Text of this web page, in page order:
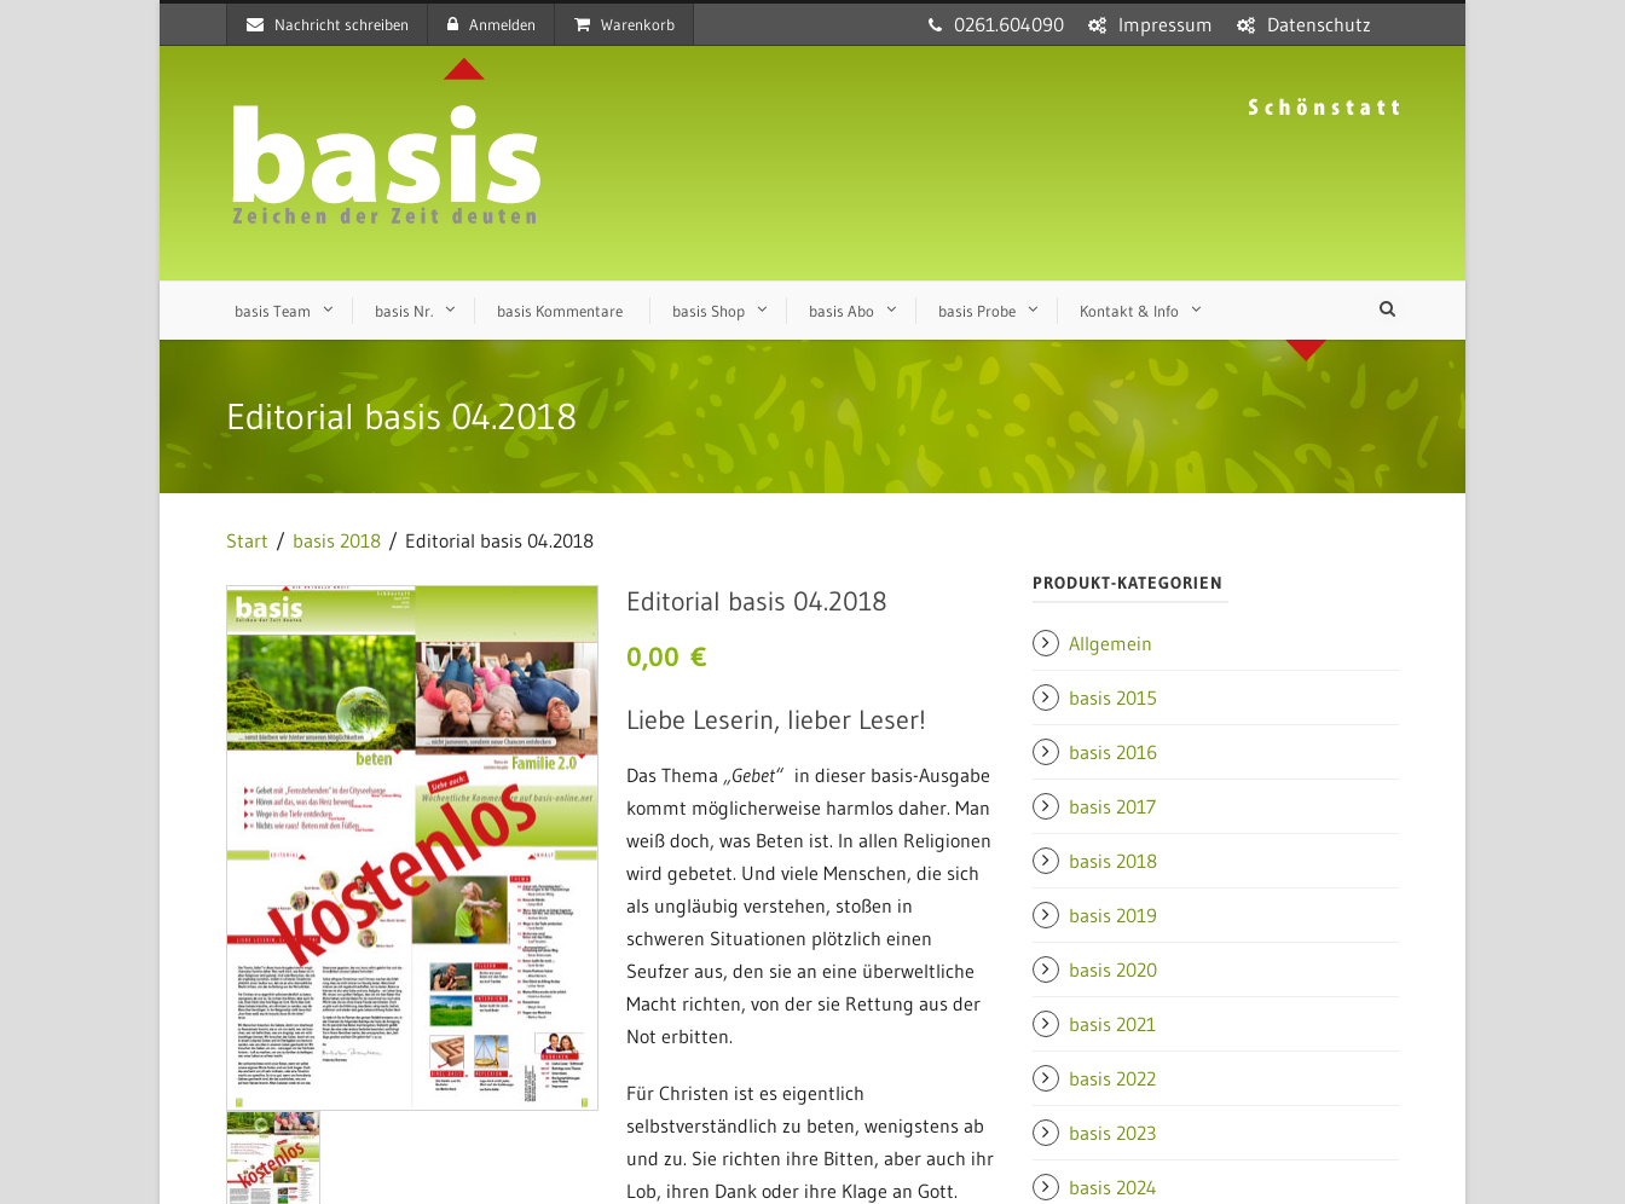
Nachricht schreiben Anmelden Warenkorb 0261.604090 Impressum Datenschutz
basis Team basis Nr. basis Kommentare basis Shop basis Abo basis Probe Kontakt & Info
Editorial basis 04.2018
Start / basis 2018 / Editorial basis 04.2018
Editorial basis 04.2018
0,00€
Liebe Leserin, lieber Leser!
Das Thema „Gebet“ in dieser basis-Ausgabe
kommt möglicherweise harmlos daher. Man
weiß doch, was Beten ist. In allen Religionen
wird gebetet. Und viele Menschen, die sich
als ungläubig verstehen, stoßen in
schweren Situationen plötzlich einen
Seufzer aus, den sie an eine überweltliche
Macht richten, von der sie Rettung aus der
Not erbitten.
Für Christen ist es eigentlich
selbstverständlich zu beten, wenigstens ab
und zu. Sie richten ihre Bitten, aber auch ihr
Lob, ihren Dank oder ihre Klage an Gott.
PRODUKT-KATEGORIEN
Allgemein
basis 2015
basis 2016
basis 2017
basis 2018
basis 2019
basis 2020
basis 2021
basis 2022
basis 2023
basis 2024